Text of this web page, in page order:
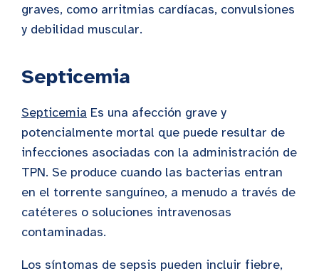
graves, como arritmias cardíacas, convulsiones
y debilidad muscular.
Septicemia
Septicemia Es una afección grave y
potencialmente mortal que puede resultar de
infecciones asociadas con la administración de
TPN. Se produce cuando las bacterias entran
en el torrente sanguíneo, a menudo a través de
catéteres o soluciones intravenosas
contaminadas.
Los síntomas de sepsis pueden incluir fiebre,